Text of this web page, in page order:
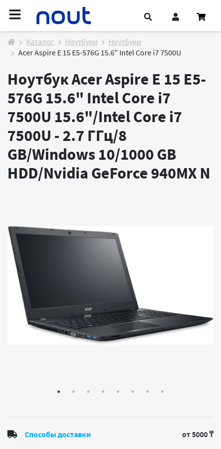
Каталог Ноутбуки
Ноутбуки
Acer Aspire E 15 E5-576G 15.6" Intel Core i7 7500U
Ноутбук Acer Aspire E 15 E5-
576G 15.6" Intel Core i7
7500U 15.6"/Intel Core i7
7500U - 2.7 ГГц/8
GB/Windows 10/1000 GB
HDD/Nvidia GeForce 940MX N
Способы доставки от 5000 ₸